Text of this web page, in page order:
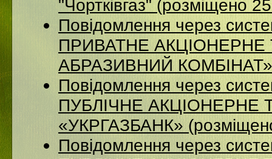
"Чортківгаз" (розміщено
Повідомлення через
ПРИВАТНЕ
АБРАЗИВНИЙ КОМБІНАТ»
Повідомлення через
ПУБЛІЧНЕ
«УКРГАЗБАНК»
Повідомлення через